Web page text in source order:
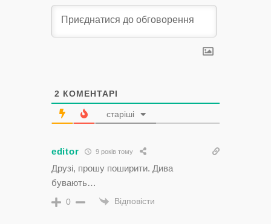
2 КОМЕНТАРІ
старіші
editor 9 років тому
Друзі, прошу поширити. Дива
бувають…
0 Відповісти